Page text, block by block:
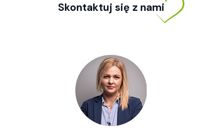
Skontaktuj się z nami